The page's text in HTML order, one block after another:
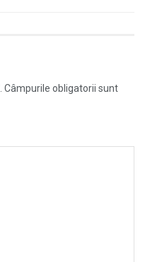
Câmpurile obligatorii sunt